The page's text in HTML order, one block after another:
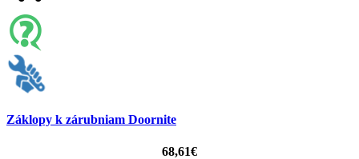
Záklopy k zárubniam Doornite
68,61€